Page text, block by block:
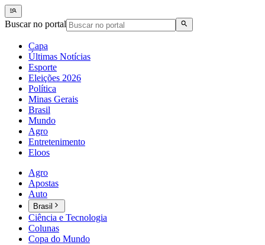
Buscar no portal
Capa
Últimas Notícias
Esporte
Eleições 2026
Política
Minas Gerais
Brasil
Mundo
Agro
Entretenimento
Eloos
Agro
Apostas
Auto
Brasil
Ciência e Tecnologia
Colunas
Copa do Mundo